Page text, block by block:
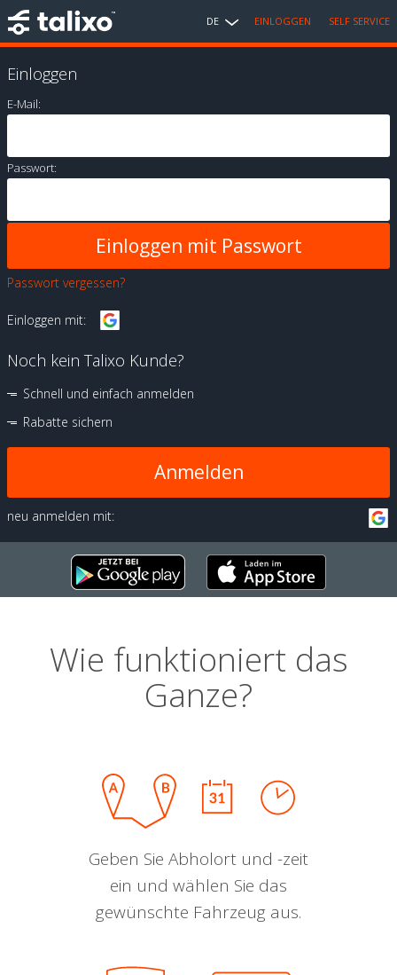
DE EINLOGGEN SELF SERVICE
Einloggen
E-Mail:
Passwort:
Passwort vergessen?
Einloggen mit:
Noch kein Talixo Kunde?
Schnell und einfach anmelden
Rabatte sichern
Anmelden
neu anmelden mit:
Wie funktioniert das
Ganze?
Geben Sie Abholort und -zeit
ein und wählen Sie das
gewünschte Fahrzeug aus.